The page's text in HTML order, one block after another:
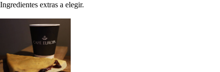
Ingredientes extras a elegir.